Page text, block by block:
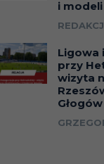
i
Ligowa
przy
wizyta
Głogów